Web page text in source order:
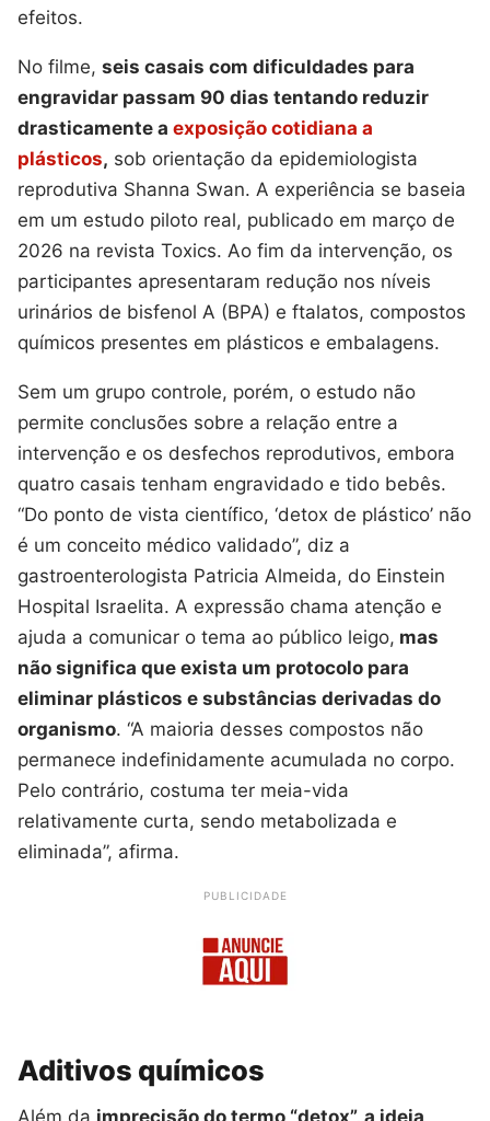
efeitos.
No filme, seis casais com dificuldades para
engravidar passam 90 dias tentando reduzir
drasticamente a exposição cotidiana a
plásticos, sob orientação da epidemiologista
reprodutiva Shanna Swan. A experiência se baseia
em um estudo piloto real, publicado em março de
2026 na revista Toxics. Ao fim da intervenção, os
participantes apresentaram redução nos níveis
urinários de bisfenol A (BPA) e ftalatos, compostos
químicos presentes em plásticos e embalagens.
Sem um grupo controle, porém, o estudo não
permite conclusões sobre a relação entre a
intervenção e os desfechos reprodutivos, embora
quatro casais tenham engravidado e tido bebês.
“Do ponto de vista científico, ‘detox de plástico’ não
é um conceito médico validado”, diz a
gastroenterologista Patricia Almeida, do Einstein
Hospital Israelita. A expressão chama atenção e
ajuda a comunicar o tema ao público leigo, mas
não significa que exista um protocolo para
eliminar plásticos e substâncias derivadas do
organismo. “A maioria desses compostos não
permanece indefinidamente acumulada no corpo.
Pelo contrário, costuma ter meia-vida
relativamente curta, sendo metabolizada e
eliminada”, afirma.
PUBLICIDADE
Aditivos químicos
Além da imprecisão do termo “detox”, a ideia